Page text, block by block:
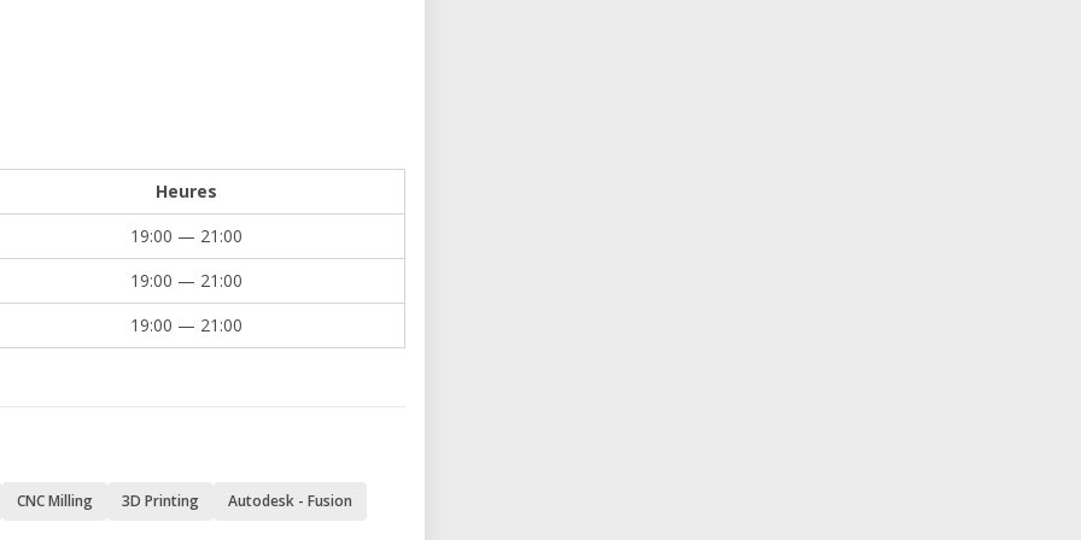
tecnólogos, emprendedores.
herrería.
por impresión 3D, CNC, laser o
en horario nocturno.
Heures
19:00 — 21:00
19:00 — 21:00
19:00 — 21:00
CNC Milling 3D Printing Autodesk - Fusion